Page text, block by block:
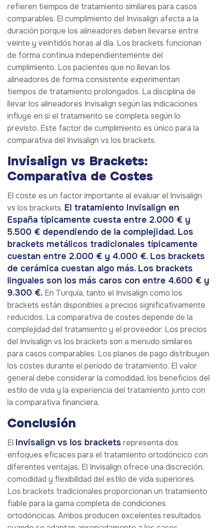
refieren tiempos de tratamiento similares para casos
comparables. El cumplimiento del Invisalign afecta a la
duración porque los alineadores deben llevarse entre
veinte y veintidós horas al día. Los brackets funcionan
de forma continua independientemente del
cumplimiento. Los pacientes que no llevan los
alineadores de forma consistente experimentan
tiempos de tratamiento prolongados. La disciplina de
llevar los alineadores Invisalign según las indicaciones
influye en si el tratamiento se completa según lo
previsto. Este factor de cumplimiento es único para la
comparativa del Invisalign vs los brackets.
Invisalign vs Brackets:
Comparativa de Costes
El coste es un factor importante al evaluar el Invisalign
vs los brackets. El tratamiento Invisalign en
España típicamente cuesta entre 2.000 € y
5.500 € dependiendo de la complejidad. Los
brackets metálicos tradicionales típicamente
cuestan entre 2.000 € y 4.000 €. Los brackets
de cerámica cuestan algo más. Los brackets
linguales son los más caros con entre 4.600 € y
9.300 €. En Turquía, tanto el Invisalign como los
brackets están disponibles a precios significativamente
reducidos. La comparativa de costes depende de la
complejidad del tratamiento y el proveedor. Los precios
del Invisalign vs los brackets son a menudo similares
para casos comparables. Los planes de pago distribuyen
los costes durante el período de tratamiento. El valor
general debe considerar la comodidad, los beneficios del
estilo de vida y la experiencia del tratamiento junto con
la comparativa financiera.
Conclusión
El Invisalign vs los brackets representa dos
enfoques eficaces para el tratamiento ortodóncico con
diferentes ventajas. El Invisalign ofrece una discreción,
comodidad y flexibilidad del estilo de vida superiores.
Los brackets tradicionales proporcionan un tratamiento
fiable para la gama completa de condiciones
ortodóncicas. Ambos producen excelentes resultados